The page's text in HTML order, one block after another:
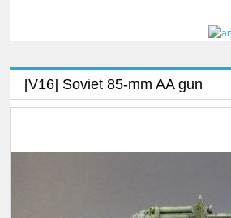
[V16] Soviet 85-mm AA gun